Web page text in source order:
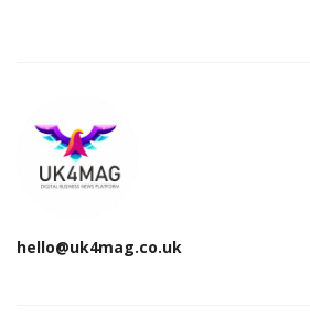
hello@uk4mag.co.uk